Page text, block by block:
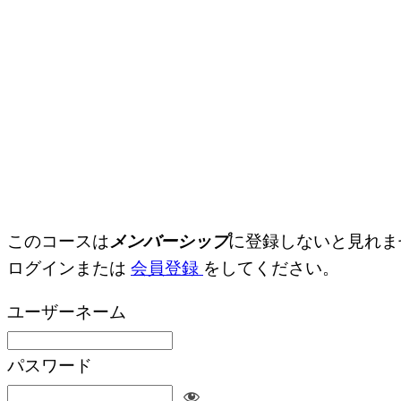
このコースはメンバーシップに登録しないと見れ
ログインまたは 会員登録 をしてください。
ユーザーネーム
パスワード